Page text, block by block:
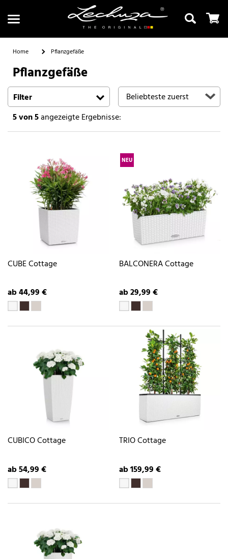
Suchen
Home Pflanzgefäße
Pflanzgefäße
Filter
5von 5angezeigte Ergebnisse:
CUBE Cottage
ab 44,99 €
NEU
BALCONERA Cottage
ab 29,99 €
CUBICO Cottage
ab 54,99 €
TRIO Cottage
ab 159,99 €